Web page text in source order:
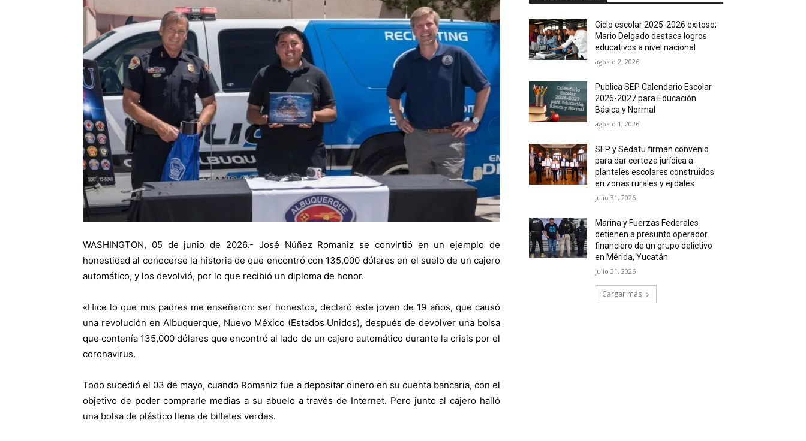
WASHINGTON, 05 de junio de 2026.- José Núñez Romaniz se convirtió en un ejemplo de
honestidad al conocerse la historia de que encontró con 135,000 dólares en el suelo de un cajero
automático, y los devolvió, por lo que recibió un diploma de honor.
«Hice lo que mis padres me enseñaron: ser honesto», declaró este joven de 19 años, que causó
una revolución en Albuquerque, Nuevo México (Estados Unidos), después de devolver una bolsa
que contenía 135,000 dólares que encontró al lado de un cajero automático durante la crisis por el
coronavirus.
Todo sucedió el 03 de mayo, cuando Romaniz fue a depositar dinero en su cuenta bancaria, con el
objetivo de poder comprarle medias a su abuelo a través de Internet. Pero junto al cajero halló
una bolsa de plástico llena de billetes verdes.
Ciclo escolar 2025-2026 exitoso;
Mario Delgado destaca logros
educativos a nivel nacional
agosto 2, 2026
Publica SEP Calendario Escolar
2026-2027 para Educación
Básica y Normal
agosto 1, 2026
SEP y Sedatu firman convenio
para dar certeza jurídica a
planteles escolares construidos
en zonas rurales y ejidales
julio 31, 2026
Marina y Fuerzas Federales
detienen a presunto operador
financiero de un grupo delictivo
en Mérida, Yucatán
julio 31, 2026
Cargar más